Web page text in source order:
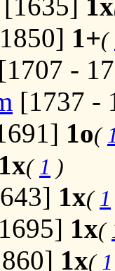
[1635] 1x
1+(
[1707 -
[1737 -
1o(
1x( 1 )
1x( 1
1x(
1x( 1